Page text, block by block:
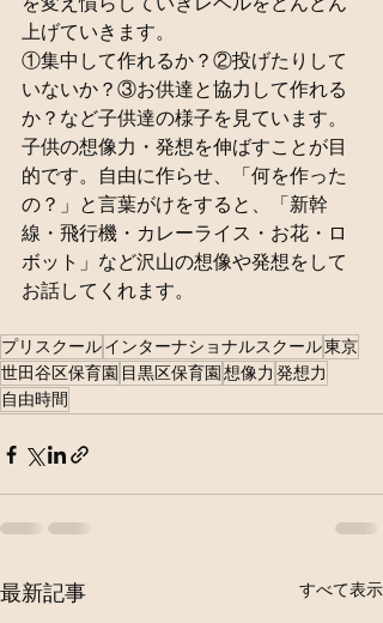
上げていきます。
①集中して作れるか？②投げたりして
いないか？③お供達と協力して作れる
か？など子供達の様子を見ています。
子供の想像力・発想を伸ばすことが目
的です。自由に作らせ、「何を作った
の？」と言葉がけをすると、「新幹
線・飛行機・カレーライス・お花・ロ
ボット」など沢山の想像や発想をして
お話してくれます。
プリスクールインターナショナルスクール東京
世田谷区保育園 目黒区保育園 想像力 発想力
自由時間
最新記事 すべて表示